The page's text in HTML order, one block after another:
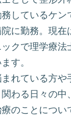
しているケン
に勤務。現在
クで理学療法
す。
れている方や
わる日々の中
のことについ